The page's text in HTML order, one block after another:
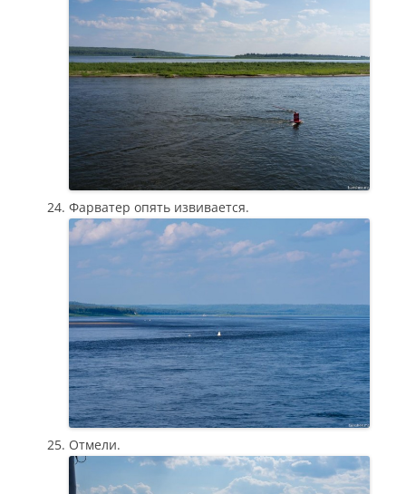
Фарватер опять извивается.
Отмели.